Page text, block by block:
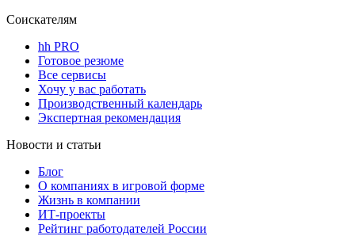
Соискателям
hh PRO
Готовое резюме
Все сервисы
Хочу у вас работать
Производственный календарь
Экспертная рекомендация
Новости и статьи
Блог
О компаниях в игровой форме
Жизнь в компании
ИТ-проекты
Рейтинг работодателей России